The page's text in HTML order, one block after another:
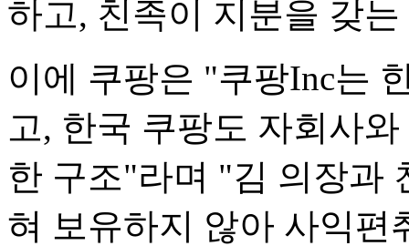
하고, 친족이 지분을 갖
이에 쿠팡은 "쿠팡Inc는
고, 한국 쿠팡도 자회사
한 구조"라며 "김 의장과
혀 보유하지 않아 사익편